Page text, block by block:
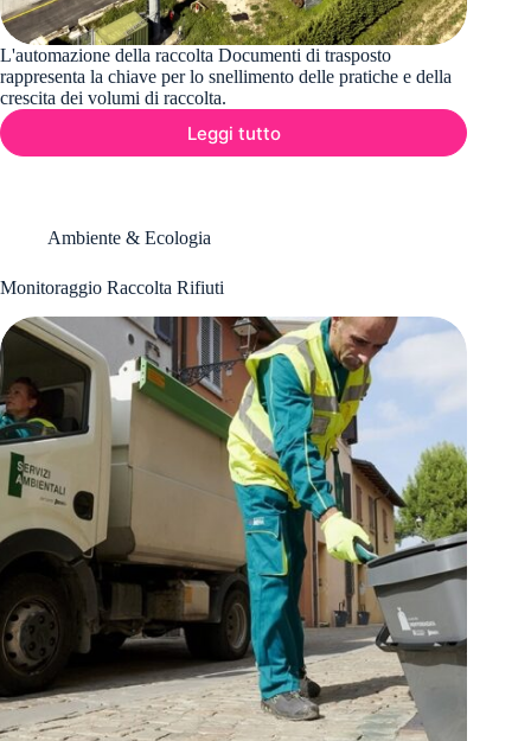
L'automazione della raccolta Documenti di trasposto
rappresenta la chiave per lo snellimento delle pratiche e della
crescita dei volumi di raccolta.
Leggi tutto
Conferimento
Ambiente & Ecologia
Monitoraggio Raccolta Rifiuti